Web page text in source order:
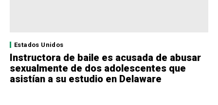
Estados Unidos
Instructora de baile es acusada de abusar
sexualmente de dos adolescentes que
asistían a su estudio en Delaware